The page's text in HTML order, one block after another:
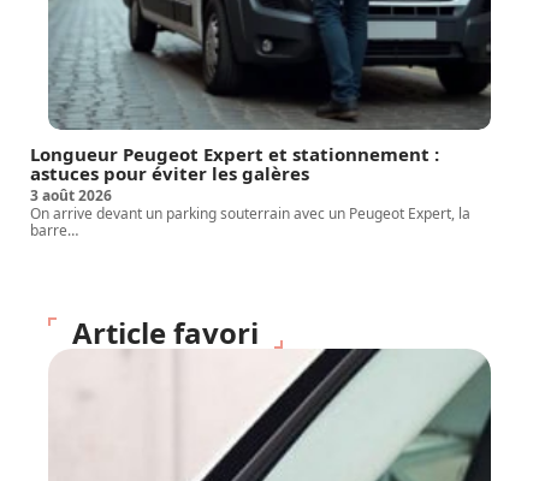
Longueur Peugeot Expert et stationnement :
astuces pour éviter les galères
3 août 2026
On arrive devant un parking souterrain avec un Peugeot Expert, la
barre…
Article favori